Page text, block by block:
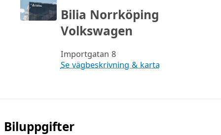
Bilia Norrköping
Volkswagen
Importgatan 8
Se vägbeskrivning & karta
Biluppgifter